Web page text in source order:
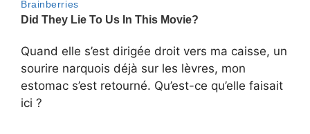
Quand elle s’est dirigée droit vers ma caisse, un
sourire narquois déjà sur les lèvres, mon
estomac s’est retourné. Qu’est-ce qu’elle faisait
ici ?